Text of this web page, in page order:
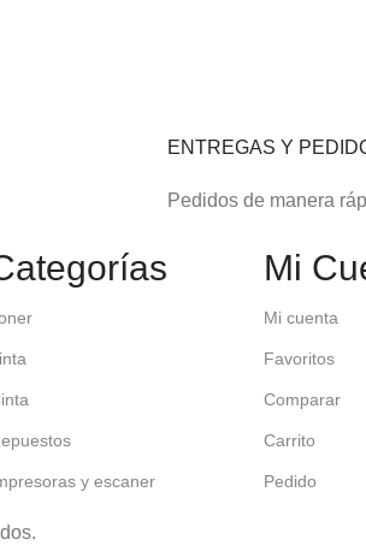
ENTREGAS Y
Pedidos de manera
y escaner
Mi
Mi cuenta
Favoritos
Comparar
Carrito
Pedido